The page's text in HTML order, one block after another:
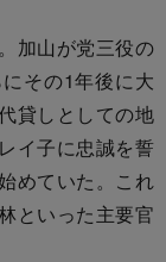
加山が党三役の
その1年後に大
貸しとしての地
イ子に忠誠を誓
めていた。これ
といった主要官